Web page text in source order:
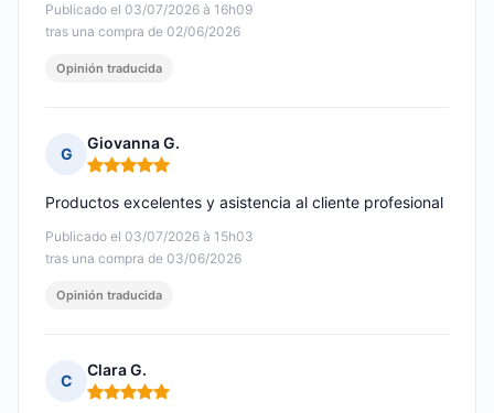
Publicado el 03/07/2026 à 16h09
tras una compra de 02/06/2026
Opinión traducida
G
Giovanna G.
Nota: 5 de 5
Publicado el 03/07/2026 à 15h03
tras una compra de 03/06/2026
Productos excelentes y asistencia al cliente profesional
Opinión traducida
C
Clara G.
Nota: 5 de 5